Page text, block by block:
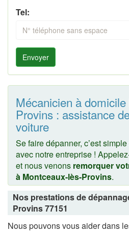
Tel:
Envoyer
Mécanicien à
Provins : assistance
voiture
Se faire dépanner, c’est
avec notre entreprise !
et nous venons remorquer
à Montceaux-lès-Provins.
Nos prestations de
Provins 77151
Nous pouvons vous aider dans